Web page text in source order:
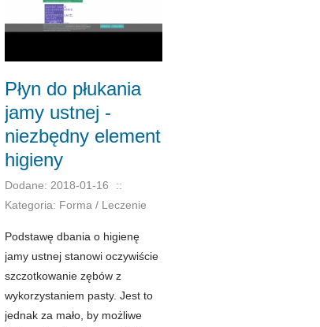
Płyn do płukania
jamy ustnej -
niezbędny element
higieny
Dodane: 2018-01-16
::
Kategoria: Forma / Leczenie
Podstawę dbania o higienę
jamy ustnej stanowi oczywiście
szczotkowanie zębów z
wykorzystaniem pasty. Jest to
jednak za mało, by możliwe